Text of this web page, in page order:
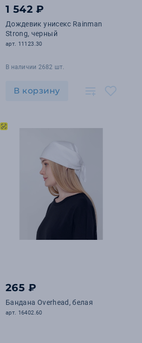
1 542 ₽
Дождевик унисекс Rainman
Strong, черный
арт. 11123.30
В наличии 2682 шт.
В корзину
265 ₽
Бандана Overhead, белая
арт. 16402.60